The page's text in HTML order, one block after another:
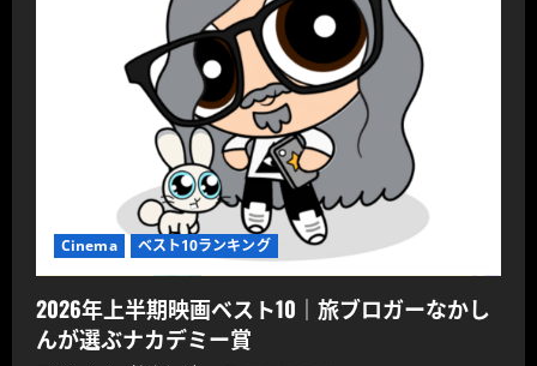
Cinema ベスト10ランキング
2026年上半期映画ベスト10｜旅ブロガーなかし
んが選ぶナカデミー賞